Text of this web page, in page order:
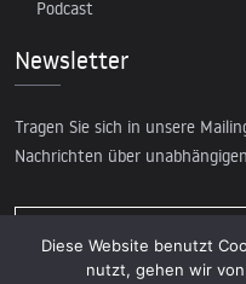
Podcast
Newsletter
Tragen Sie sich in unsere
Nachrichten über
Diese Website benutzt
nutzt, gehen wir